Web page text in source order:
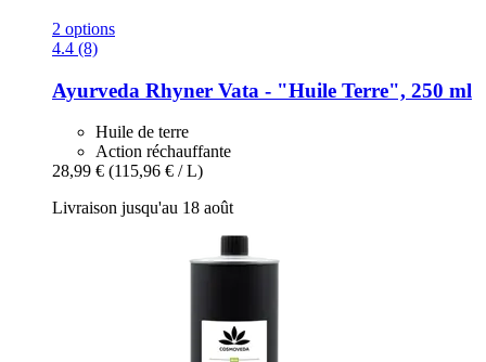
2 options
4.4 (8)
Ayurveda Rhyner Vata -​ "Huile Terre", 250 ml
Huile de terre
Action réchauffante
28,99 € (115,96 € / L)
Livraison jusqu'au 18 août